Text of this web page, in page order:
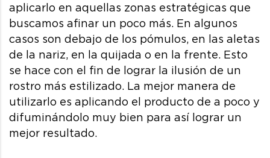
aplicarlo en aquellas zonas estratégicas que
buscamos afinar un poco más. En algunos
casos son debajo de los pómulos, en las aletas
de la nariz, en la quijada o en la frente. Esto
se hace con el fin de lograr la ilusión de un
rostro más estilizado. La mejor manera de
utilizarlo es aplicando el producto de a poco y
difuminándolo muy bien para así lograr un
mejor resultado.